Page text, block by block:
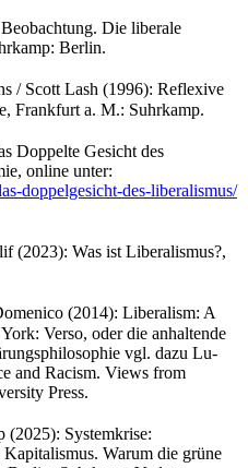
Die liberale
Berlin.
/ Scott Lash (1996): Reflexive
Frankfurt a. M.: Suhrkamp.
Doppelte Gesicht des
online unter:
doppelgesicht-des-liberalismus/
(2023): Was ist Liberalismus?,
(2014): Liberalism: A
Verso, oder die anhaltende
vgl. dazu Lu-
and Racism. Views from
Press.
(2025): Systemkrise:
Warum die grüne